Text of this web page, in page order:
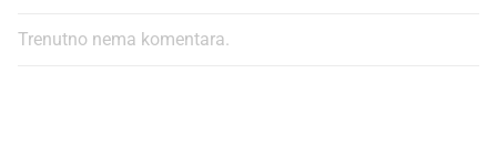
Trenutno nema komentara.